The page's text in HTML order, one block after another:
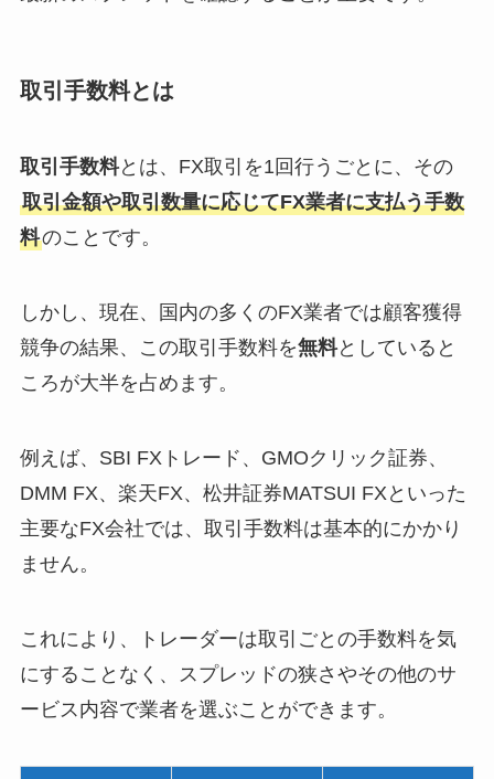
取引手数料とは
取引手数料とは、FX取引を1回行うごとに、その
取引金額や取引数量に応じてFX業者に支払う手数
料のことです。
しかし、現在、国内の多くのFX業者では顧客獲得
競争の結果、この取引手数料を無料としていると
ころが大半を占めます。
例えば、SBI FXトレード、GMOクリック証券、
DMM FX、楽天FX、松井証券MATSUI FXといった
主要なFX会社では、取引手数料は基本的にかかり
ません。
これにより、トレーダーは取引ごとの手数料を気
にすることなく、スプレッドの狭さやその他のサ
ービス内容で業者を選ぶことができます。